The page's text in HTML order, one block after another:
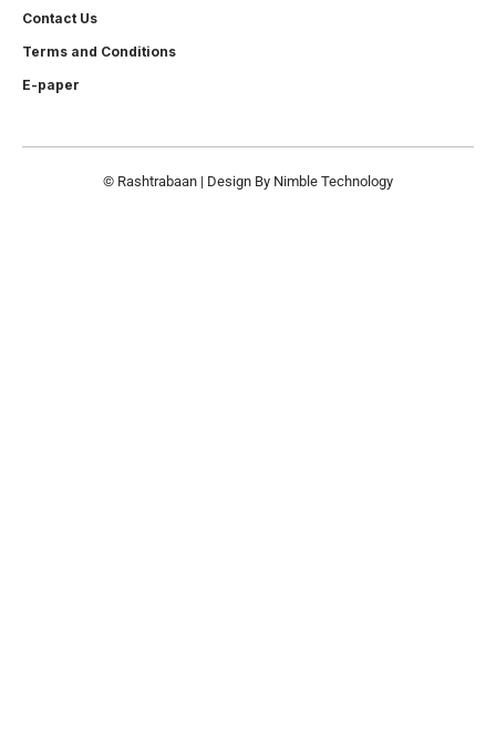
Contact Us
Terms and Conditions
E-paper
© Rashtrabaan | Design By Nimble Technology